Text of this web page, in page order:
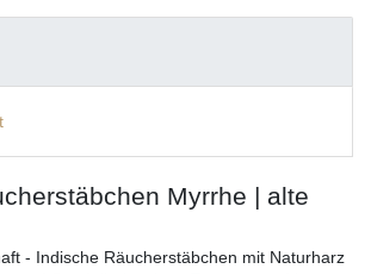
Myrrhe | alte
- Indische Räucherstäbchen mit Naturharz